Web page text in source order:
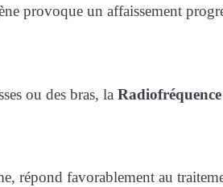
provoque un affaissement
ou des bras, la
répond favorablement au